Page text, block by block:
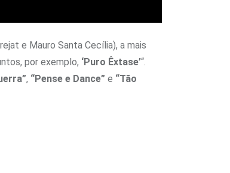
e Mauro Santa Cecília), a mais
por exemplo, ‘Puro Êxtase’“.
, “Pense e Dance” e “Tão